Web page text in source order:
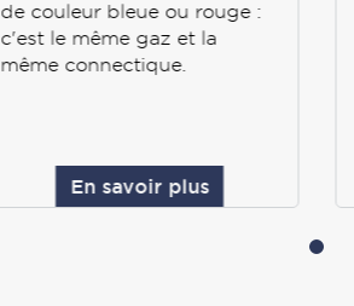
de couleur bleue ou rouge :
c'est le même gaz et la
même connectique.
En savoir plus